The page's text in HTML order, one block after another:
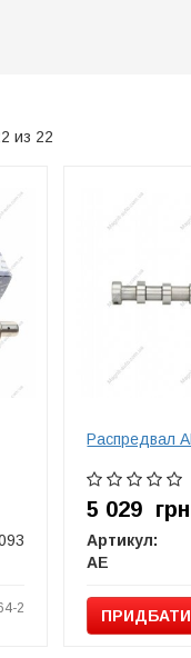
из 22
2
Распредвал
5 029 грн
Артикул:
AE
ПРИДБАТИ